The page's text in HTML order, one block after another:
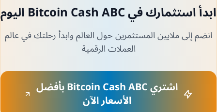
ابدأ استثمارك في Bitcoin Cash ABC اليوم
انضم إلى ملايين المستثمرين حول العالم وابدأ رحلتك في عالم
العملات الرقمية
اشتري Bitcoin Cash ABC بأفضل
الأسعار الآن